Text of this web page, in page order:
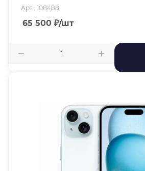
Арт.: 108488
65 500 ₽/шт